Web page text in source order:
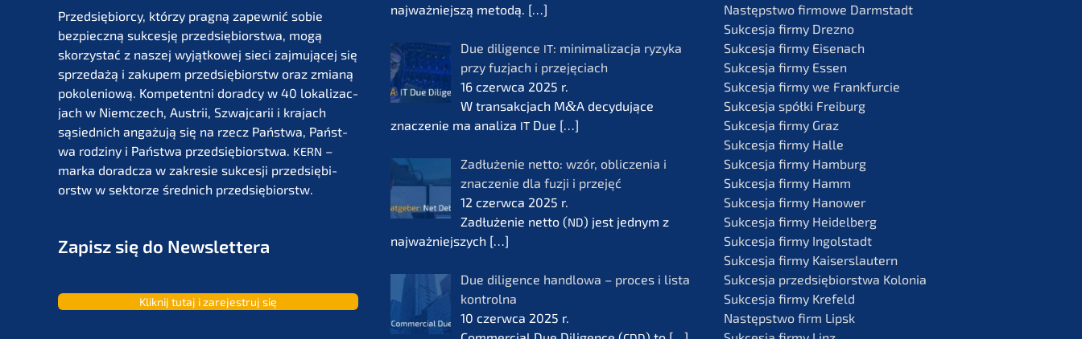
Przedsię­bi­or­cy, którzy pragną zapew­nić sobie
bezpiecz­ną sukces­ję przedsię­bi­orst­wa, mogą
skorzystać z naszej wyjąt­ko­wej sieci zajmu­jącej się
sprze­dażą i zakupem przedsię­bi­orstw oraz zmianą
pokolenio­wą. Kompe­tent­ni dorad­cy w 40 lokali­zac­
jach w Niemc­zech, Austrii, Szwaj­ca­rii i krajach
sąsied­nich angażu­ją się na rzecz Państ­wa, Państ­
wa rodzi­ny i Państ­wa przedsię­bi­orst­wa. KERN –
marka dorad­c­za w zakre­sie sukces­ji przedsię­bi­
orstw w sektor­ze średnich przedsiębiorstw.
Zapisz się do Newslettera
Kliknij tutaj i zarejes­truj się
najważ­nie­js­zą metodą. […]
Due diligence IT: minima­li­zac­ja ryzyka
przy fuzjach i przejęciach
16 czerw­ca 2025 r.
W transak­c­jach M&A decydu­jące
znacze­nie ma anali­za IT Due […]
Zadłuże­nie netto: wzór, oblic­ze­nia i
znacze­nie dla fuzji i przejęć
12 czerw­ca 2025 r.
Zadłuże­nie netto (ND) jest jednym z
najważ­nie­js­zych […]
Due diligence handlo­wa – proces i lista
kontrol­na
10 czerw­ca 2025 r.
Następst­wo firmo­we Darmstadt
Sukces­ja firmy Drezno
Sukces­ja firmy Eisenach
Sukces­ja firmy Essen
Sukces­ja firmy we Frankfurcie
Sukces­ja spółki Freiburg
Sukces­ja firmy Graz
Sukces­ja firmy Halle
Sukces­ja firmy Hamburg
Sukces­ja firmy Hamm
Sukces­ja firmy Hanower
Sukces­ja firmy Heidelberg
Sukces­ja firmy Ingolstadt
Sukces­ja firmy Kaiserslautern
Sukces­ja przedsię­bi­orst­wa Kolonia
Sukces­ja firmy Krefeld
Następst­wo firm Lipsk